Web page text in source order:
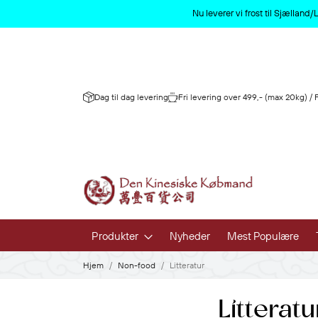
Nu leverer vi frost til Sjælland/
Dag til dag levering Fri levering over 499,- (max 20kg)
Produkter
Frisk Frugt
Nyheder Mest Populære
Hjem Non-food Litteratur